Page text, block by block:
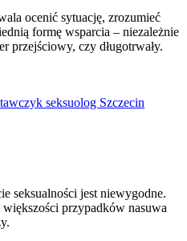
ocenić sytuację, zrozumieć
formę wsparcia – niezależnie
przejściowy, czy długotrwały.
seksualności jest niewygodne.
przypadków nasuwa